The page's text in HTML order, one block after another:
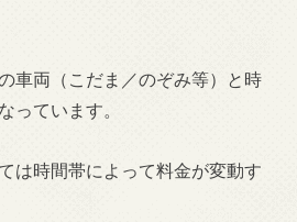
車両（こだま／のぞみ等）と時
っています。
は時間帯によって料金が変動す